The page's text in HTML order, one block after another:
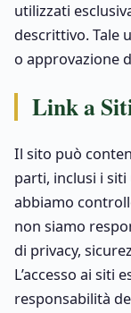
utilizzati
descrittivo. Tale
o approvazione
Link a
Il sito può
parti, inclusi i
abbiamo
non siamo
di privacy,
L’accesso ai siti
responsabilità